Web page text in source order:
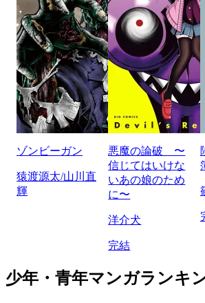
ゾンビーガン
猿渡源太/山川直
輝
悪魔の論破 〜
信じてはいけな
いあの娘のため
に〜
洋介犬
完結
少年・青年マンガランキ